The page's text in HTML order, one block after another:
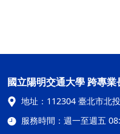
國立陽明交通大學 跨專
地址： 112304 臺北市北
服務時間： 週一至週五